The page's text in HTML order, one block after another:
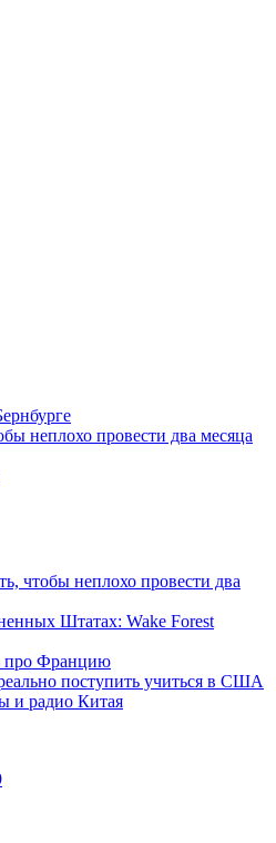
неплохо провести два месяца
чтобы неплохо провести два
Штатах: Wake Forest
про Францию
поступить учиться в США
и радио Китая